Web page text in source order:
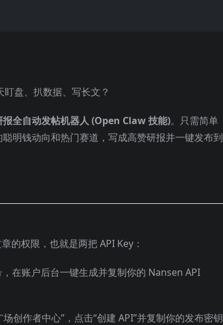
盘、扒数据、写长文？
全自动发帖机器人 (Open Claw 技能)。只需简单
明钱动向和热门赛道，写成高赞研报并一键发布到
的权限，也就是两把 API Key：
在账户后台一键生成并复制你的 Nansen API
创作者中心”，点击“创建 API”并复制你的发布密钥